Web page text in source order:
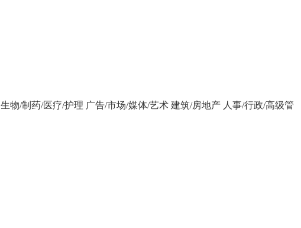
生物/制药/医疗/护理 广告/市场/媒体/艺术 建筑/房地产 人事/行政/高级管